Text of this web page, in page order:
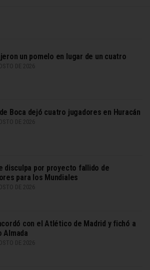
un pomelo en lugar de un cuatro
DE 2026
Boca dejó cuatro jugadores en Huracán
DE 2026
disculpa por proyecto fallido de
para los Mundiales
DE 2026
con el Atlético de Madrid y fichó a
Almada
DE 2026